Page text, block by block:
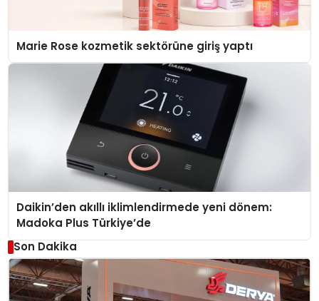
Marie Rose kozmetik sektörüne giriş yaptı
Daikin’den akıllı iklimlendirmede yeni dönem:
Madoka Plus Türkiye’de
Son Dakika